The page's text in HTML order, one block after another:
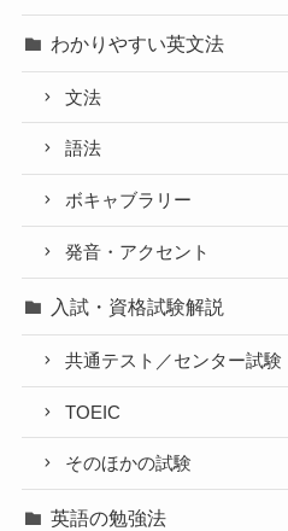
わかりやすい英文法
文法
語法
ボキャブラリー
発音・アクセント
入試・資格試験解説
共通テスト／センター試験
TOEIC
そのほかの試験
英語の勉強法